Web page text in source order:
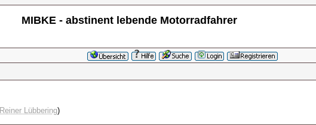
MIBKE - abstinent lebende Motorradfahrer
Reiner Lübbering)